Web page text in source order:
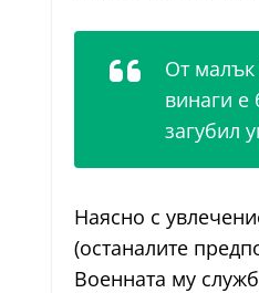
От малък
винаги е
загубил
Наясно с
(останалите
Военната му